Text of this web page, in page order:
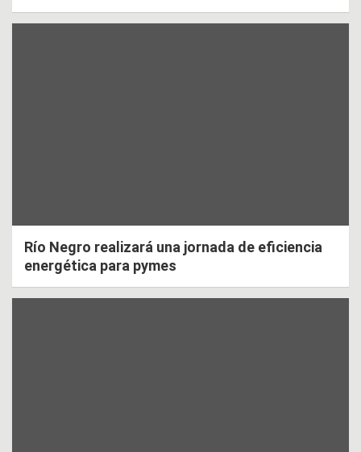
Río Negro realizará una jornada de eficiencia
energética para pymes